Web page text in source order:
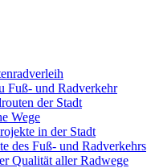
Fuß- und Radverkehr
der Stadt
Wege
in der Stadt
des Fuß- und Radverkehrs
Qualität aller Radwege